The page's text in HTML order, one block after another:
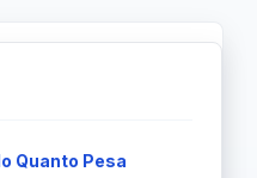
Quanto Pesa